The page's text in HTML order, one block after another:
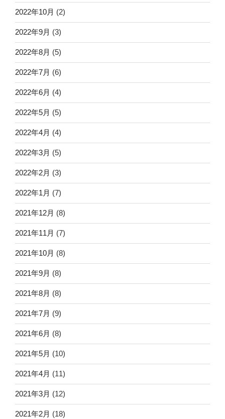
2022年10月 (2)
2022年9月 (3)
2022年8月 (5)
2022年7月 (6)
2022年6月 (4)
2022年5月 (5)
2022年4月 (4)
2022年3月 (5)
2022年2月 (3)
2022年1月 (7)
2021年12月 (8)
2021年11月 (7)
2021年10月 (8)
2021年9月 (8)
2021年8月 (8)
2021年7月 (9)
2021年6月 (8)
2021年5月 (10)
2021年4月 (11)
2021年3月 (12)
2021年2月 (18)